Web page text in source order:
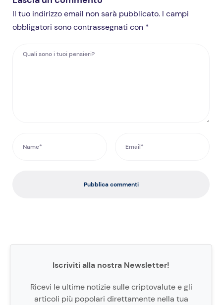
Il tuo indirizzo email non sarà pubblicato. I campi
obbligatori sono contrassegnati con *
Pubblica commenti
Iscriviti alla nostra Newsletter!
Ricevi le ultime notizie sulle criptovalute e gli
articoli più popolari direttamente nella tua